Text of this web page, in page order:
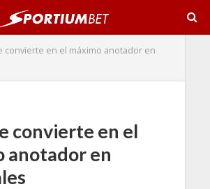
convierte en el máximo anotador en
convierte en el
anotador en